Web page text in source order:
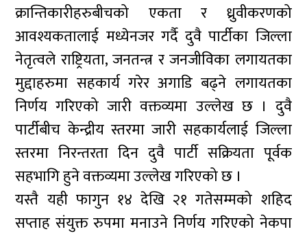
क्रान्तिकारीहरुबीचको एकता र ध्रुवीकरणको
आवश्यकतालाई मध्येनजर गर्दै दुवै पार्टीका जिल्ला
नेतृत्वले राष्ट्रियता, जनतन्त्र र जनजीविका लगायतका
मुद्दाहरुमा सहकार्य गरेर अगाडि बढ्ने लगायतका
निर्णय गरिएको जारी वक्तव्यमा उल्लेख छ । दुवै
पार्टीबीच केन्द्रीय स्तरमा जारी सहकार्यलाई जिल्ला
स्तरमा निरन्तरता दिन दुवै पार्टी सक्रियता पूर्वक
सहभागि हुने वक्तव्यमा उल्लेख गरिएको छ ।
यस्तै यही फागुन १४ देखि २१ गतेसम्मको शहिद
सप्ताह संयुक्त रुपमा मनाउने निर्णय गरिएको नेकपा